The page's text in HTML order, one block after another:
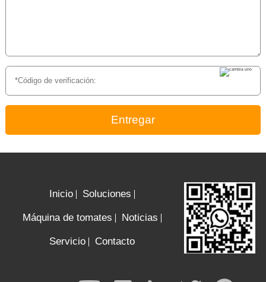
Entregar
Inicio Soluciones
Máquina de tomates Noticias
Servicio Contacto